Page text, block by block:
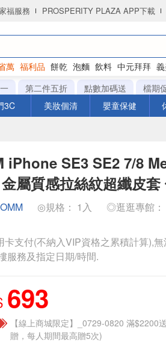
福服務 PROSPERITY PLAZA APP下載
萬 福利品 餅乾 泡麵 飲料 中元拜拜
第二件五折 點數加碼送
檔期
3C 美妝個清 嬰童保健
iPhone SE3 SE2 7/8
屬質感拉絲紋超纖皮套
◎規格： 1入
◎逛逛專館：
卡支付(不納入VIP資格之累積計算),
服務及指定日期/時間.
693
【線上商城限定】_0729-0820 滿$2200
贈，每人期間最高贈5次)